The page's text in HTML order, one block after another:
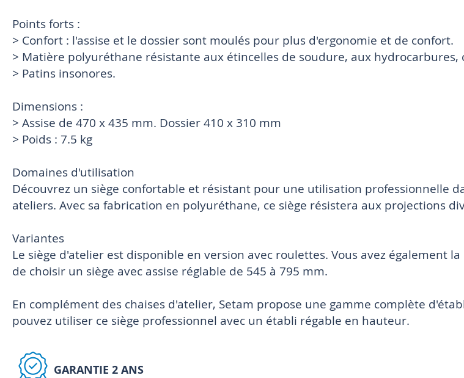
Points forts :
> Confort : l'assise et le dossier sont moulés pour plus d'ergonomie et de confort.
> Matière polyuréthane résistante aux étincelles de soudure, aux hydrocarbures,
> Patins insonores.
Dimensions :
> Assise de 470 x 435 mm. Dossier 410 x 310 mm
> Poids : 7.5 kg
Domaines d'utilisation
Découvrez un siège confortable et résistant pour une utilisation professionnelle
ateliers. Avec sa fabrication en polyuréthane, ce siège résistera aux projections
Variantes
Le siège d'atelier est disponible en version avec roulettes. Vous avez également
de choisir un siège avec assise réglable de 545 à 795 mm.
En complément des chaises d'atelier, Setam propose une gamme complète
pouvez utiliser ce siège professionnel avec un établi régable en hauteur.
GARANTIE 2 ANS